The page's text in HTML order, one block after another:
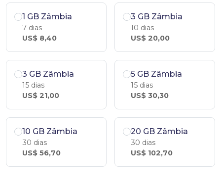
1 GB Zâmbia
7 dias
US$ 8,40
3 GB Zâmbia
10 dias
US$ 20,00
3 GB Zâmbia
15 dias
US$ 21,00
5 GB Zâmbia
15 dias
US$ 30,30
10 GB Zâmbia
30 dias
US$ 56,70
20 GB Zâmbia
30 dias
US$ 102,70